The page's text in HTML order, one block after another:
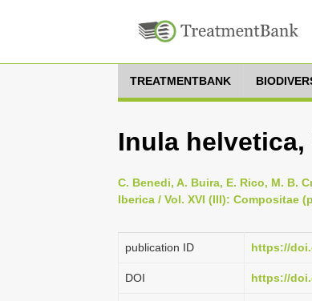
TREATMENTBANK
Inula helvetica,
C. Benedi, A. Buira, E. Rico, M. B.
Iberica / Vol. XVI (III): Compositae
publication ID https://
DOI https://